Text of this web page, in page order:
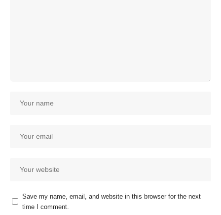
Save my name, email, and website in this browser for the next
time I comment.